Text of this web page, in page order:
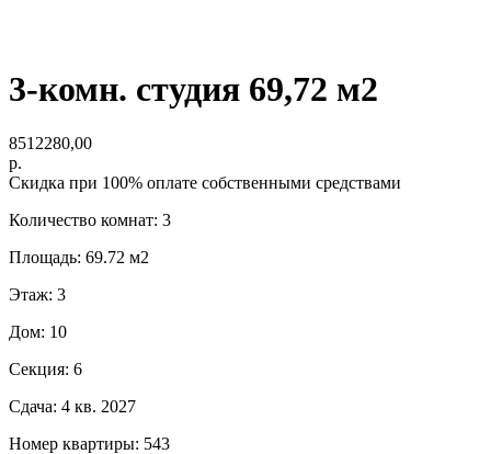
3-комн. студия 69,72 м2
8512280,00
р.
Скидка при 100% оплате собственными средствами
Количество комнат: 3
Площадь: 69.72 м2
Этаж: 3
Дом: 10
Секция: 6
Сдача: 4 кв. 2027
Номер квартиры: 543